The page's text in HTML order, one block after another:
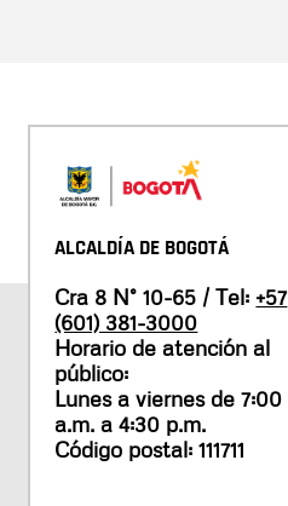
ALCALDÍA DE BOGOTÁ
Cra 8 N° 10-65 / Tel: +57
(601) 381-3000
Horario de atención al
público:
Lunes a viernes de 7:00
a.m. a 4:30 p.m.
Código postal: 111711